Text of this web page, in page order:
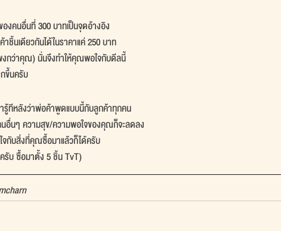
งคนอื่นที่ 300 บาทเป็นจุดอ้างอิง
นเดียวกันได้ในราคาแค่ 250 บาท
กว่าคุณ) นั่นจึงทำให้คุณพอใจกับดีลนี้
ขึ้นครับ
รู้ทีหลังว่าพ่อค้าพูดแบบนี้กับลูกค้าทุกคน
อื่นๆ ความสุข/ความพอใจของคุณก็จะลดลง
จกับสิ่งที่คุณซื้อมาแล้วก็ได้ครับ
รับ ซื้อมาตั้ง 5 ชิ้น TvT)